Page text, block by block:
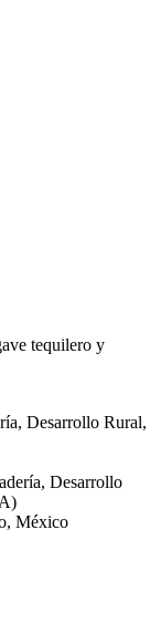
tequilero y
Desarrollo Rural,
Desarrollo
México